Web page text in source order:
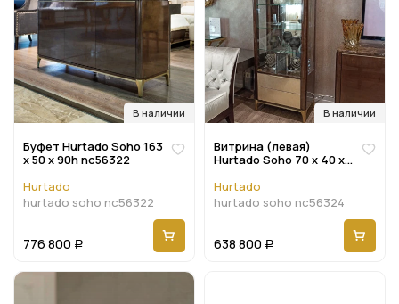
В наличии
Буфет Hurtado Soho 163
x 50 x 90h nc56322
Hurtado
hurtado soho nc56322
776 800 Р
В наличии
Витрина (левая)
Hurtado Soho 70 x 40 x
Hurtado
hurtado soho nc56324
638 800 Р